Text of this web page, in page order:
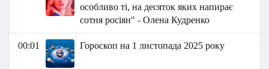
особливо ті, на десяток яких напирає
сотня росіян" - Олена Кудренко
00:01 Гороскоп на 1 листопада 2025 року